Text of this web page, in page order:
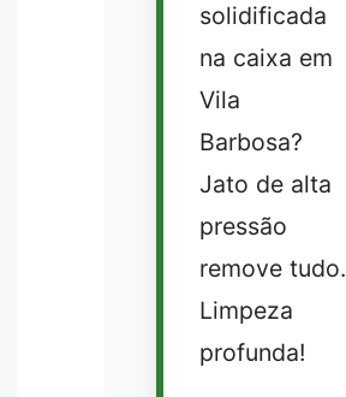
solidificada
na caixa em
Vila
Barbosa?
Jato de alta
pressão
remove tudo.
Limpeza
profunda!